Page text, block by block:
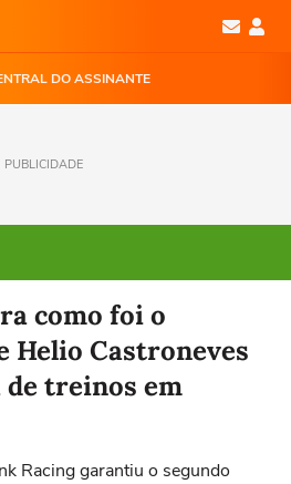
DO ASSINANTE
PUBLICIDADE
como foi o
Helio Castroneves
treinos em
Racing garantiu o segundo